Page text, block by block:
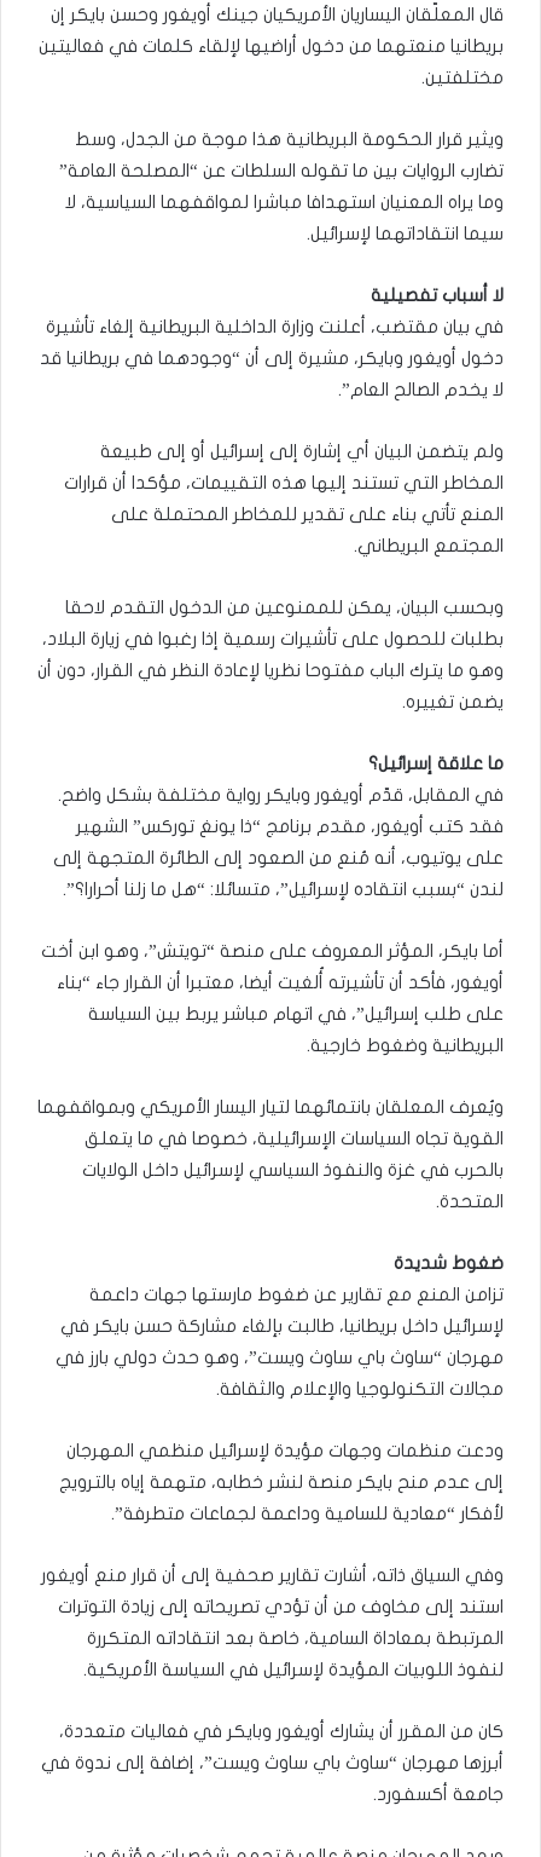
قال المعلّقان اليساريان الأمريكيان جينك أويغور وحسن بايكر إن
بريطانيا منعتهما من دخول أراضيها لإلقاء كلمات في فعاليتين
مختلفتين.
ويثير قرار الحكومة البريطانية هذا موجة من الجدل، وسط
تضارب الروايات بين ما تقوله السلطات عن “المصلحة العامة”
وما يراه المعنيان استهدافا مباشرا لمواقفهما السياسية، لا
سيما انتقاداتهما لإسرائيل.
لا أسباب تفصيلية
في بيان مقتضب، أعلنت وزارة الداخلية البريطانية إلغاء تأشيرة
دخول أويغور وبايكر، مشيرة إلى أن “وجودهما في بريطانيا قد
لا يخدم الصالح العام”.
ولم يتضمن البيان أي إشارة إلى إسرائيل أو إلى طبيعة
المخاطر التي تستند إليها هذه التقييمات، مؤكدا أن قرارات
المنع تأتي بناء على تقدير للمخاطر المحتملة على
المجتمع البريطاني.
وبحسب البيان، يمكن للممنوعين من الدخول التقدم لاحقا
بطلبات للحصول على تأشيرات رسمية إذا رغبوا في زيارة البلاد،
وهو ما يترك الباب مفتوحا نظريا لإعادة النظر في القرار، دون أن
يضمن تغييره.
ما علاقة إسرائيل؟
في المقابل، قدّم أويغور وبايكر رواية مختلفة بشكل واضح.
فقد كتب أويغور، مقدم برنامج “ذا يونغ توركس” الشهير
على يوتيوب، أنه مُنع من الصعود إلى الطائرة المتجهة إلى
لندن “بسبب انتقاده لإسرائيل”، متسائلا: “هل ما زلنا أحرارا؟”.
أما بايكر، المؤثر المعروف على منصة “تويتش”، وهو ابن أخت
أويغور، فأكد أن تأشيرته أُلغيت أيضا، معتبرا أن القرار جاء “بناء
على طلب إسرائيل”، في اتهام مباشر يربط بين السياسة
البريطانية وضغوط خارجية.
ويُعرف المعلقان بانتمائهما لتيار اليسار الأمريكي وبمواقفهما
القوية تجاه السياسات الإسرائيلية، خصوصا في ما يتعلق
بالحرب في غزة والنفوذ السياسي لإسرائيل داخل الولايات
المتحدة.
ضغوط شديدة
تزامن المنع مع تقارير عن ضغوط مارستها جهات داعمة
لإسرائيل داخل بريطانيا، طالبت بإلغاء مشاركة حسن بايكر في
مهرجان “ساوث باي ساوث ويست”، وهو حدث دولي بارز في
مجالات التكنولوجيا والإعلام والثقافة.
ودعت منظمات وجهات مؤيدة لإسرائيل منظمي المهرجان
إلى عدم منح بايكر منصة لنشر خطابه، متهمة إياه بالترويج
لأفكار “معادية للسامية وداعمة لجماعات متطرفة”.
وفي السياق ذاته، أشارت تقارير صحفية إلى أن قرار منع أويغور
استند إلى مخاوف من أن تؤدي تصريحاته إلى زيادة التوترات
المرتبطة بمعاداة السامية، خاصة بعد انتقاداته المتكررة
لنفوذ اللوبيات المؤيدة لإسرائيل في السياسة الأمريكية.
كان من المقرر أن يشارك أويغور وبايكر في فعاليات متعددة،
أبرزها مهرجان “ساوث باي ساوث ويست”، إضافة إلى ندوة في
جامعة أكسفورد.